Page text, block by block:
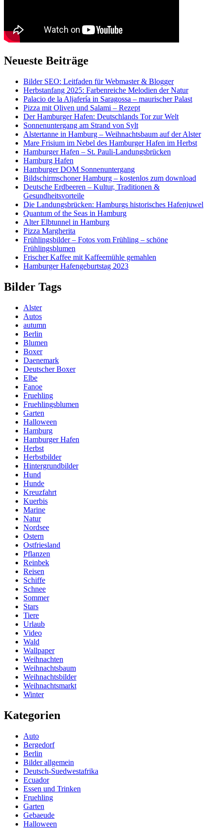
Neueste Beiträge
Bilder SEO: Leitfaden für Webmaster & Blogger
Herbstanfang 2025: Farbenreiche Melodien der Natur
Palacio de la Aljafería in Saragossa – maurischer Palast
Pizza mit Oliven und Salami – Rezept
Der Hamburger Hafen: Deutschlands Tor zur Welt
Sonnenuntergang am Strand von Sylt
Alstertanne in Hamburg – Weihnachtsbaum auf der Alster
Mare Frisium im Nebel des Hamburger Hafen im Herbst
Hamburger Hafen – St. Pauli-Landungsbrücken
Hamburg Hafen
Hamburger DOM Sonnenuntergang
Bildschirmschoner Hamburg – kostenlos zum download
Deutsche Erdbeeren – Kultur, Traditionen &
Gesundheitsvorteile
Die Landungsbrücken: Hamburgs historisches Hafenjuwel
Quantum of the Seas in Hamburg
Alter Elbtunnel in Hamburg
Pizza Margherita
Frühlingsbilder – Fotos vom Frühling – schöne
Frühlingsblumen
Frischer Kaffee mit Kaffeemühle gemahlen
Hamburger Hafengeburtstag 2023
Bilder Tags
Alster
Autos
autumn
Berlin
Blumen
Boxer
Daenemark
Deutscher Boxer
Elbe
Fanoe
Fruehling
Fruehlingsblumen
Garten
Halloween
Hamburg
Hamburger Hafen
Herbst
Herbstbilder
Hintergrundbilder
Hund
Hunde
Kreuzfahrt
Kuerbis
Marine
Natur
Nordsee
Ostern
Ostfriesland
Pflanzen
Reinbek
Reisen
Schiffe
Schnee
Sommer
Stars
Tiere
Urlaub
Video
Wald
Wallpaper
Weihnachten
Weihnachtsbaum
Weihnachtsbilder
Weihnachtsmarkt
Winter
Kategorien
Auto
Bergedorf
Berlin
Bilder allgemein
Deutsch-Suedwestafrika
Ecuador
Essen und Trinken
Fruehling
Garten
Gebaeude
Halloween